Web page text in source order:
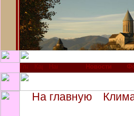
Новости
На главную